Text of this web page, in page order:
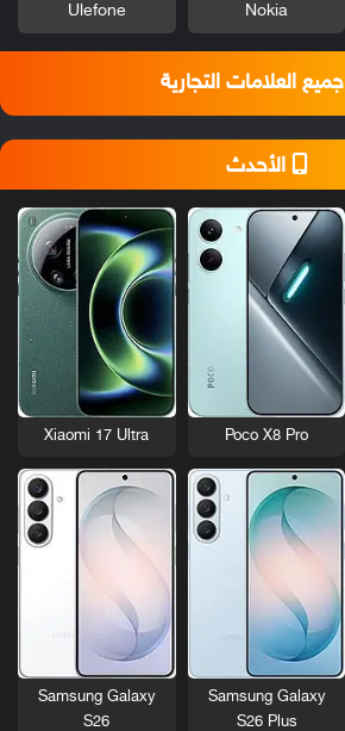
Nokia
Ulefone
جميع العلامات التجارية
الأحدث
Poco X8 Pro
Xiaomi 17 Ultra
Samsung Galaxy
S26 Plus
Samsung Galaxy
S26